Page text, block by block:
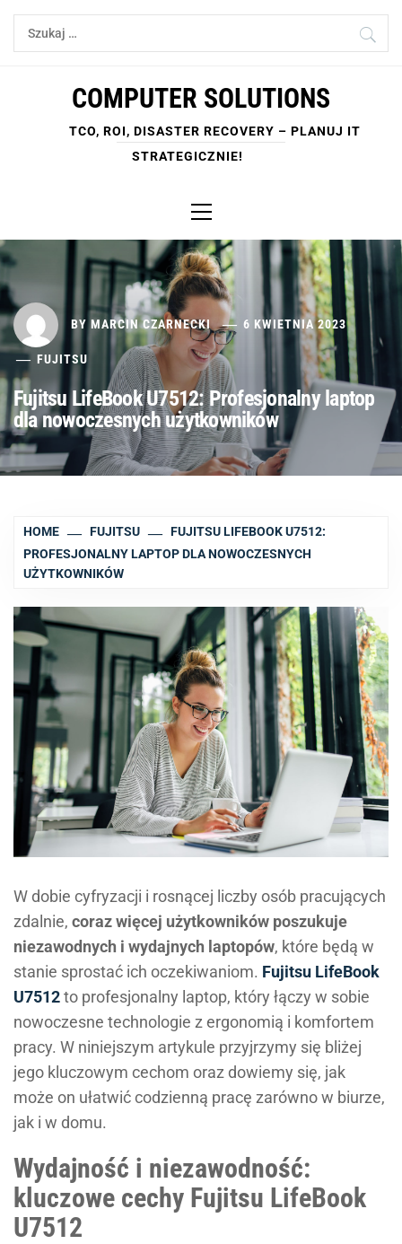
Skip
Szukaj:
COMPUTER SOLUTIONS
TCO, ROI, DISASTER RECOVERY – PLANUJ IT
STRATEGICZNIE!
Menu
BY MARCIN CZARNECKI 6 KWIETNIA 2023
FUJITSU
Fujitsu LifeBook U7512: Profesjonalny laptop
dla nowoczesnych użytkowników
HOME FUJITSU
FUJITSU LIFEBOOK U7512:
PROFESJONALNY LAPTOP DLA NOWOCZESNYCH
UŻYTKOWNIKÓW
W dobie cyfryzacji i rosnącej liczby osób pracujących
zdalnie, coraz więcej użytkowników poszukuje
niezawodnych i wydajnych laptopów, które będą w
stanie sprostać ich oczekiwaniom. Fujitsu LifeBook
U7512to profesjonalny laptop, który łączy w sobie
nowoczesne technologie z ergonomią i komfortem
pracy. W niniejszym artykule przyjrzymy się bliżej
jego kluczowym cechom oraz dowiemy się, jak
może on ułatwić codzienną pracę zarówno w biurze,
jak i w domu.
Wydajność i niezawodność:
kluczowe cechy Fujitsu LifeBook
U7512